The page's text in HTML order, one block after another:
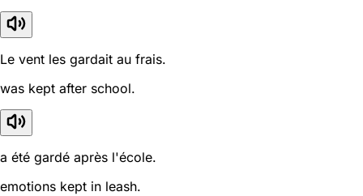
Le vent les gardait au frais.
was kept after school.
a été gardé après l'école.
emotions kept in leash.